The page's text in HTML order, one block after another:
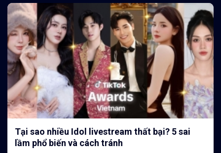
Tại sao nhiều Idol livestream thất bại? 5 sai
lầm phổ biến và cách tránh